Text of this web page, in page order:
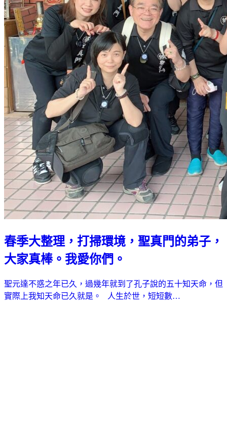
春季大整理，打掃環境，聖真門的弟子，
大家真棒。我愛你們。
聖元達不惑之年已久，過幾年就到了孔子說的五十知天命，但
實際上我知天命已久就是。 人生於世，短短數…